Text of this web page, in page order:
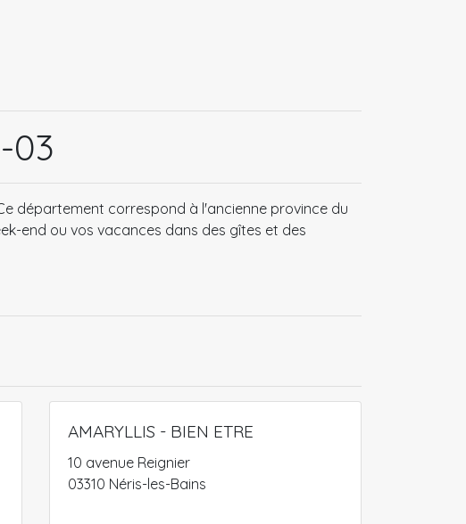
03
département correspond à l'ancienne province du
end ou vos vacances dans des gîtes et des
AMARYLLIS - BIEN ETRE
10 avenue Reignier
03310 Néris-les-Bains